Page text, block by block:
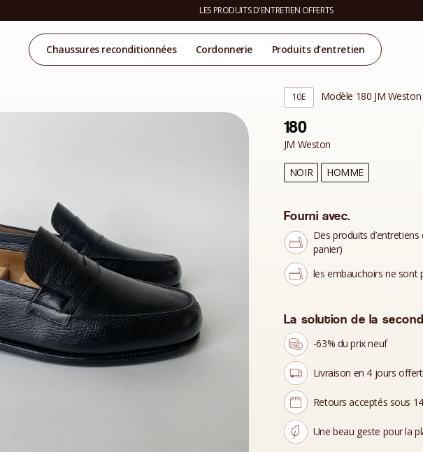
LES PRODUITS D'ENTRETIEN OFFERTS
Chaussures reconditionnées Cordonnerie Produits d’entretien
10E Modèle 180 JM Weston
180
JM Weston
NOIR HOMME
Fourni avec.
Des produits
panier)
les embauchoirs ne sont
La solution de la
-63% du prix neuf
Livraison en 4 jours
Retours acceptés sous
Une beau geste pour la